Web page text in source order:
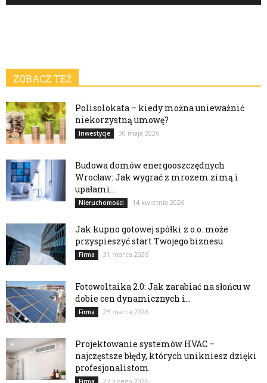
ZOBACZ TEŻ
Polisolokata – kiedy można unieważnić
niekorzystną umowę?
Inwestycje 30 maja 2026
Budowa domów energooszczędnych
Wrocław: Jak wygrać z mrozem zimą i
upałami...
Nieruchomości 14 kwietnia 2026
Jak kupno gotowej spółki z o.o. może
przyspieszyć start Twojego biznesu
Firma 31 marca 2026
Fotowoltaika 2.0: Jak zarabiać na słońcu w
dobie cen dynamicznych i...
Firma 25 marca 2026
Projektowanie systemów HVAC –
najczęstsze błędy, których unikniesz dzięki
profesjonalistom
Firma 27 lutego 2026